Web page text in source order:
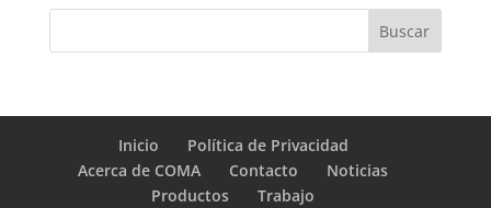
Inicio
Política de Privacidad
Acerca de COMA
Contacto
Noticias
Productos
Trabajo